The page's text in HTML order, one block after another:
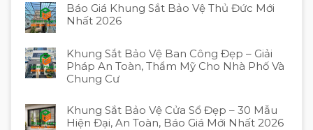
Báo Giá Khung Sắt Bảo Vệ Thủ Đức Mới
Nhất 2026
Khung Sắt Bảo Vệ Ban Công Đẹp – Giải
Pháp An Toàn, Thẩm Mỹ Cho Nhà Phố Và
Chung Cư
Khung Sắt Bảo Vệ Cửa Sổ Đẹp – 30 Mẫu
Hiện Đại, An Toàn, Báo Giá Mới Nhất 2026